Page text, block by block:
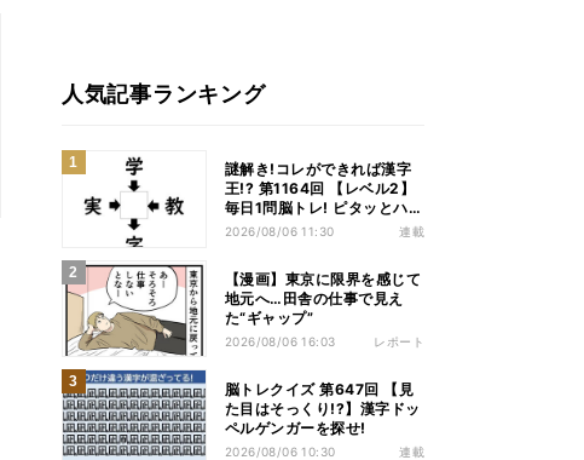
人気記事ランキング
謎解き!コレができれば漢字
王!? 第1164回 【レベル2】
毎日1問脳トレ! ピタッとハマ
る漢字はどれだ?
2026/08/06 11:30 連載
【漫画】東京に限界を感じて
地元へ…田舎の仕事で見え
た“ギャップ”
2026/08/06 16:03 レポート
脳トレクイズ 第647回 【見
た目はそっくり!?】漢字ドッ
ペルゲンガーを探せ!
2026/08/06 10:30 連載